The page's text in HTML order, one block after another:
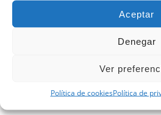
Aceptar
Denegar
Ver
Política de cookiesPolítica de
Fotografías de los